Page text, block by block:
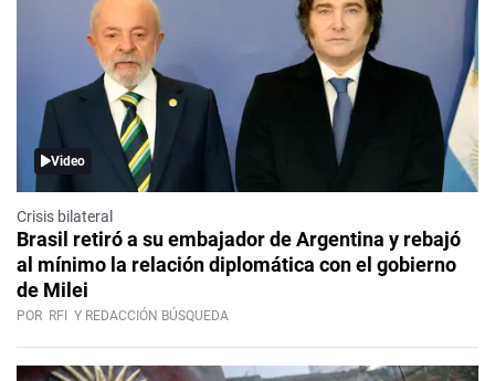
Video
Crisis bilateral
Brasil retiró a su embajador de Argentina y rebajó
al mínimo la relación diplomática con el gobierno
de Milei
POR RFI Y REDACCIÓN BÚSQUEDA